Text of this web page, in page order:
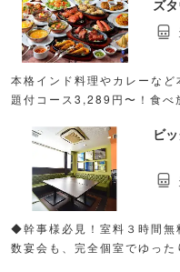
ズ
本格インド料理やカレーな
題付コース3,289円〜！食
ビ
◆幹事様必見！室料３時間
数宴会も、完全個室でゆっ